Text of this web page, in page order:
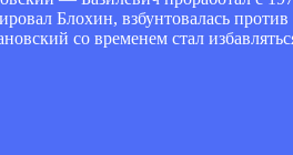
Блохин, взбунтовалась
со временем стал